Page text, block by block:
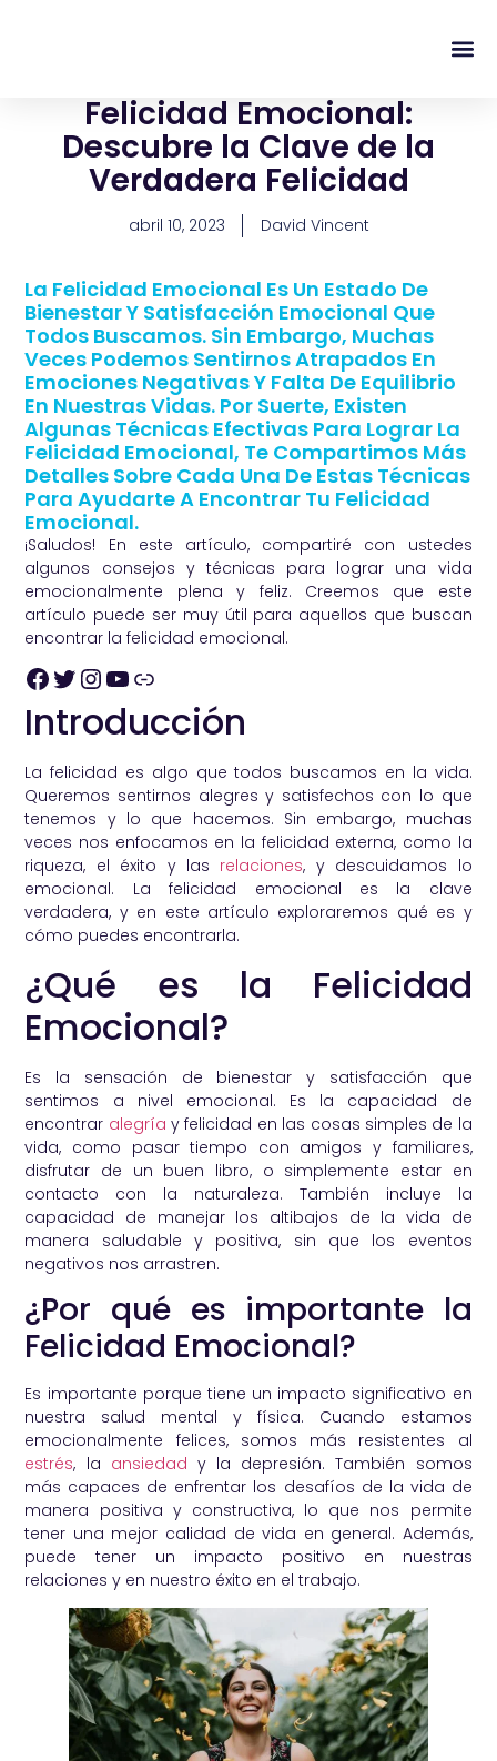
Felicidad Emocional:
Descubre la Clave de la
Verdadera Felicidad
abril 10, 2023 David Vincent
La Felicidad Emocional Es Un Estado De
Bienestar Y Satisfacción Emocional Que
Todos Buscamos. Sin Embargo, Muchas
Veces Podemos Sentirnos Atrapados En
Emociones Negativas Y Falta De Equilibrio
En Nuestras Vidas. Por Suerte, Existen
Algunas Técnicas Efectivas Para Lograr La
Felicidad Emocional, Te Compartimos Más
Detalles Sobre Cada Una De Estas Técnicas
Para Ayudarte A Encontrar Tu Felicidad
Emocional.
¡Saludos! En este artículo, compartiré con ustedes
algunos consejos y técnicas para lograr una vida
emocionalmente plena y feliz. Creemos que este
artículo puede ser muy útil para aquellos que buscan
encontrar la felicidad emocional.
Introducción
La felicidad es algo que todos buscamos en la vida.
Queremos sentirnos alegres y satisfechos con lo que
tenemos y lo que hacemos. Sin embargo, muchas
veces nos enfocamos en la felicidad externa, como la
riqueza, el éxito y las relaciones, y descuidamos lo
emocional. La felicidad emocional es la clave
verdadera, y en este artículo exploraremos qué es y
cómo puedes encontrarla.
¿Qué es la Felicidad
Emocional?
Es la sensación de bienestar y satisfacción que
sentimos a nivel emocional. Es la capacidad de
encontrar alegría y felicidad en las cosas simples de la
vida, como pasar tiempo con amigos y familiares,
disfrutar de un buen libro, o simplemente estar en
contacto con la naturaleza. También incluye la
capacidad de manejar los altibajos de la vida de
manera saludable y positiva, sin que los eventos
negativos nos arrastren.
¿Por qué es importante la
Felicidad Emocional?
Es importante porque tiene un impacto significativo en
nuestra salud mental y física. Cuando estamos
emocionalmente felices, somos más resistentes al
estrés, la ansiedad y la depresión. También somos
más capaces de enfrentar los desafíos de la vida de
manera positiva y constructiva, lo que nos permite
tener una mejor calidad de vida en general. Además,
puede tener un impacto positivo en nuestras
relaciones y en nuestro éxito en el trabajo.